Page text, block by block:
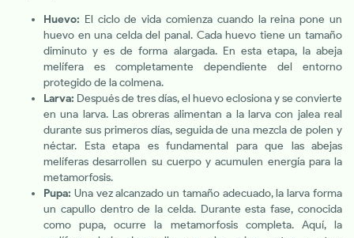
Huevo: El ciclo de vida comienza cuando la reina pone un
huevo en una celda del panal. Cada huevo tiene un tamaño
diminuto y es de forma alargada. En esta etapa, la abeja
melífera es completamente dependiente del entorno
protegido de la colmena.
Larva: Después de tres días, el huevo eclosiona y se convierte
en una larva. Las obreras alimentan a la larva con jalea real
durante sus primeros días, seguida de una mezcla de polen y
néctar. Esta etapa es fundamental para que las abejas
melíferas desarrollen su cuerpo y acumulen energía para la
metamorfosis.
Pupa: Una vez alcanzado un tamaño adecuado, la larva forma
un capullo dentro de la celda. Durante esta fase, conocida
como pupa, ocurre la metamorfosis completa. Aquí, la